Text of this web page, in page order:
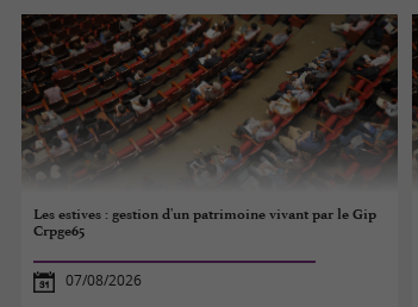
Les estives : gestion d'un patrimoine vivant par le Gip
Crpge65
07/08/2026